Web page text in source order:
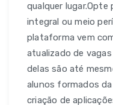
qualquer
integral ou meio
plataforma vem
atualizado de
delas são até
alunos formados
criação de